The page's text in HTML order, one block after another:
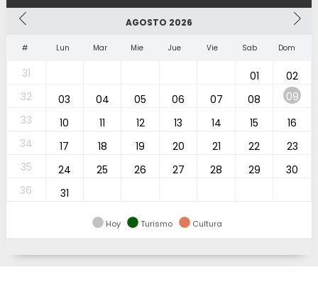
AGOSTO 2026
# Lun Mar Mie Jue Vie Sab Dom
31
32
33
34
35
36
01
02
03
04 05 06 07 08
09
10
11 12 13 14 15
16
17
18 19 20 21 22
23
24
25 26 27 28 29
30
31
Hoy Turismo Cultura